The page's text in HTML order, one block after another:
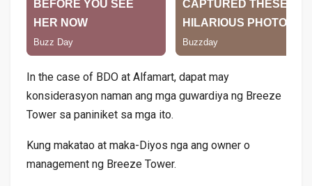
In the case of BDO at Alfamart, dapat may
konsiderasyon naman ang mga guwardiya ng Breeze
Tower sa paniniket sa mga ito.
Kung makatao at maka-Diyos nga ang owner o
management ng Breeze Tower.